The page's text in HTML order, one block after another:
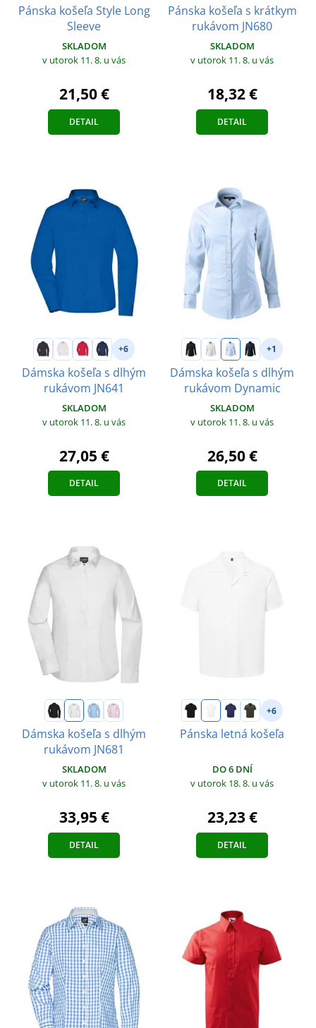
Pánska košeľa Style Long
Sleeve
SKLADOM
v utorok 11. 8. u vás
21,50 €
DETAIL
Pánska košeľa s krátkym
rukávom JN680
SKLADOM
v utorok 11. 8. u vás
18,32 €
DETAIL
+6
Dámska košeľa s dlhým
rukávom JN641
SKLADOM
v utorok 11. 8. u vás
27,05 €
DETAIL
+1
Dámska košeľa s dlhým
rukávom Dynamic
SKLADOM
v utorok 11. 8. u vás
26,50 €
DETAIL
Dámska košeľa s dlhým
rukávom JN681
SKLADOM
v utorok 11. 8. u vás
33,95 €
DETAIL
+6
Pánska letná košeľa
DO 6 DNÍ
v utorok 18. 8. u vás
23,23 €
DETAIL